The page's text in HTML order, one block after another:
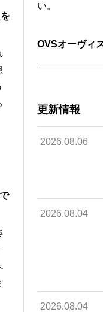
い。
OVSオーヴィ
更新情報
2026.08.06
2026.08.04
2026.08.04